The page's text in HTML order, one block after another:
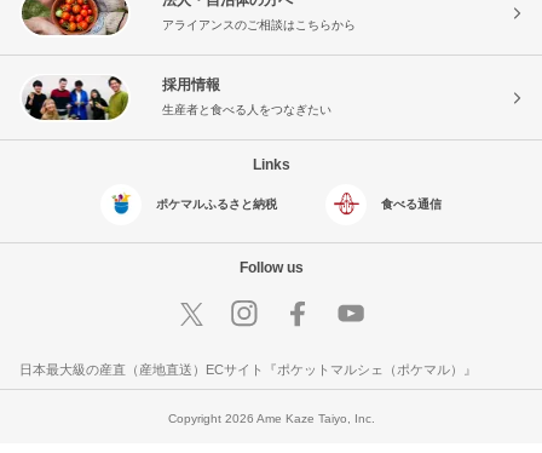
アライアンスのご相談はこちらから
採用情報
生産者と食べる人をつなぎたい
Links
ポケマルふるさと納税 食べる通信
Follow us
日本最大級の産直（産地直送）ECサイト『ポケットマルシェ（ポケマル）』
Copyright 2026 Ame Kaze Taiyo, Inc.